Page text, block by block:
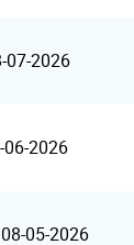
07-2026
2026
05-2026